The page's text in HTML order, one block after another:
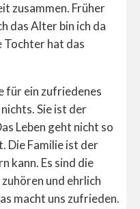
zusammen. Früher
das Alter bin ich da
Tochter hat das
für ein zufriedenes
Sie ist der
Leben geht nicht so
Die Familie ist der
kann. Es sind die
und ehrlich
macht uns zufrieden.